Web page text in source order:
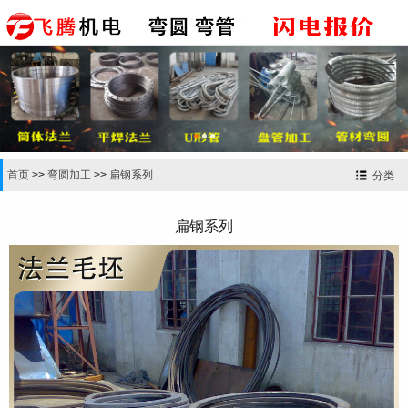


分类
首页 >> 弯圆加工 >> 扁钢系列
扁钢系列